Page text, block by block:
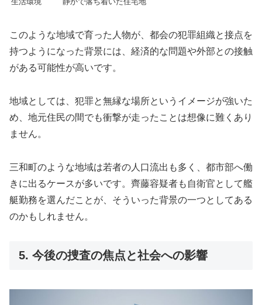
このような地域で育った人物が、都会の犯罪組織と接点を
持つようになった背景には、経済的な問題や外部との接触
がある可能性が高いです。
地域としては、犯罪と無縁な場所というイメージが強いた
め、地元住民の間でも衝撃が走ったことは想像に難くあり
ません。
三和町のような地域は若者の人口流出も多く、都市部へ働
きに出るケースが多いです。齊藤容疑者も自衛官として艦
艇勤務を選んだことが、そういった背景の一つとしてある
のかもしれません。
5. 今後の捜査の焦点と社会への影響